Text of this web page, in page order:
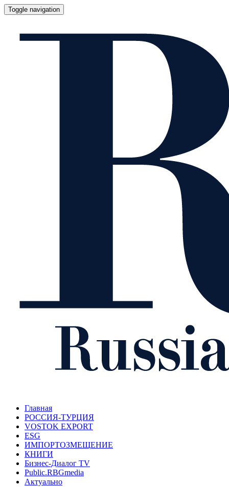
Toggle navigation
Главная
РОССИЯ-ТУРЦИЯ
VOSTOK EXPORT
ESG
ИМПОРТОЗМЕЩЕНИЕ
КНИГИ
Бизнес-Диалог TV
Public.RBGmedia
Актуально